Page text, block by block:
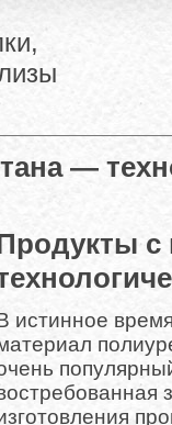
—
с
истинное